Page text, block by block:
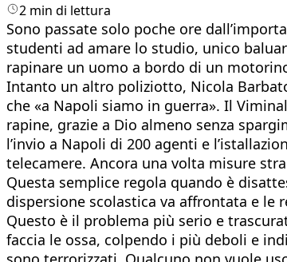
2 min di lettura
Sono passate solo poche ore
studenti ad amare lo studio, unico
rapinare un uomo a bordo di un
Intanto un altro poliziotto, Nicola
che «a Napoli siamo in guerra». Il
rapine, grazie a Dio almeno senza
l’invio a Napoli di 200 agenti e
telecamere. Ancora una volta misure
Questa semplice regola quando è
dispersione scolastica va affrontata e
Questo è il problema più serio e
faccia le ossa, colpendo i più deboli e